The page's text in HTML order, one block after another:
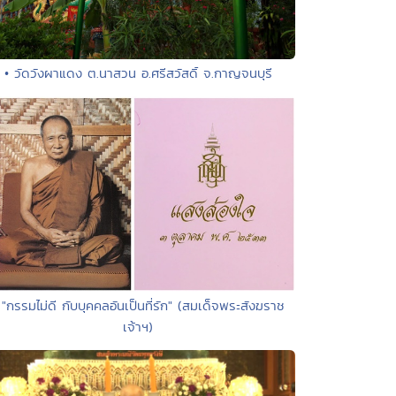
• วัดวังผาแดง ต.นาสวน อ.ศรีสวัสดิ์ จ.กาญจนบุรี
กรรมไม่ดี กับบุคคลอันเป็นที่รัก" (สมเด็จพระสังฆราช
เจ้าฯ)